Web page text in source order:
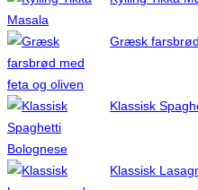
Græsk
Klassisk
Klassisk